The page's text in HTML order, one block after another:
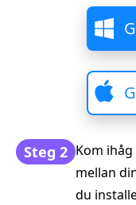
Steg 2 Kom
mellan
du